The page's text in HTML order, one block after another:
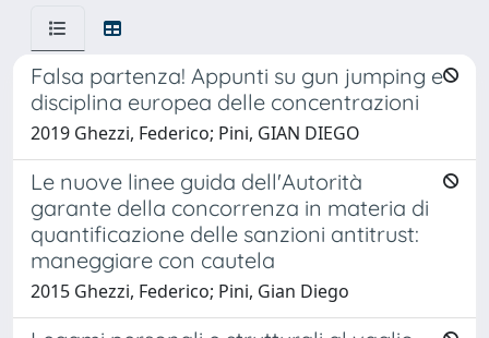
Falsa partenza! Appunti su gun jumping e
disciplina europea delle concentrazioni
2019 Ghezzi, Federico; Pini, GIAN DIEGO
Le nuove linee guida dell'Autorità
garante della concorrenza in materia di
quantificazione delle sanzioni antitrust:
maneggiare con cautela
2015 Ghezzi, Federico; Pini, Gian Diego